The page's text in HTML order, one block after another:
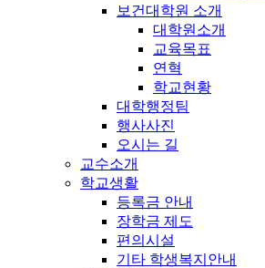
보건대학원 소개
대학원소개
교육목표
연혁
학교현황
대학행정팀
행사사진
오시는 길
교수소개
학교생활
등록금 안내
장학금 제도
편의시설
기타 학생복지안내